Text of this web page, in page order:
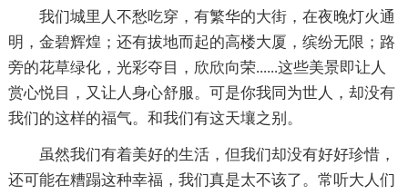
我们城里人不愁吃穿，有繁华的大街，在夜晚灯火通
明，金碧辉煌；还有拔地而起的高楼大厦，缤纷无限；路
旁的花草绿化，光彩夺目，欣欣向荣......这些美景即让人
赏心悦目，又让人身心舒服。可是你我同为世人，却没有
我们的这样的福气。和我们有这天壤之别。
虽然我们有着美好的生活，但我们却没有好好珍惜，
还可能在糟蹋这种幸福，我们真是太不该了。常听大人们